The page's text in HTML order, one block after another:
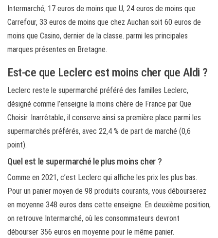
Intermarché, 17 euros de moins que U, 24 euros de moins que
Carrefour, 33 euros de moins que chez Auchan soit 60 euros de
moins que Casino, dernier de la classe. parmi les principales
marques présentes en Bretagne.
Est-ce que Leclerc est moins cher que Aldi ?
Leclerc reste le supermarché préféré des familles Leclerc,
désigné comme l’enseigne la moins chère de France par Que
Choisir. Inarrêtable, il conserve ainsi sa première place parmi les
supermarchés préférés, avec 22,4 % de part de marché (0,6
point).
Quel est le supermarché le plus moins cher ?
Comme en 2021, c’est Leclerc qui affiche les prix les plus bas.
Pour un panier moyen de 98 produits courants, vous débourserez
en moyenne 348 euros dans cette enseigne. En deuxième position,
on retrouve Intermarché, où les consommateurs devront
débourser 356 euros en moyenne pour le même panier.